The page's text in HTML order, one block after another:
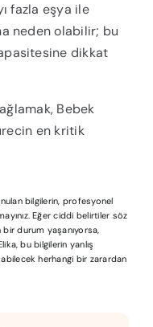
fazla eşya ile
neden olabilir; bu
dikkat
Bebek
en kritik
bilgilerin, profesyonel
Eğer ciddi belirtiler söz
durum yaşanıyorsa,
bu bilgilerin yanlış
herhangi bir zarardan